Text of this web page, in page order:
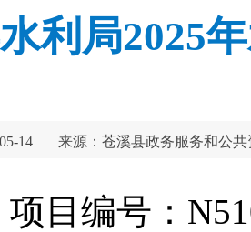
利局2025
14 来源：苍溪县政务服务和公
目编号：